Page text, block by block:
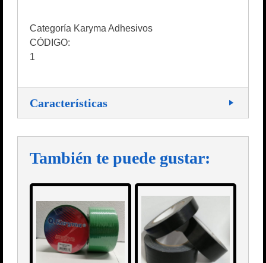
Categoría Karyma Adhesivos
CÓDIGO:
1
Características
También te puede gustar: